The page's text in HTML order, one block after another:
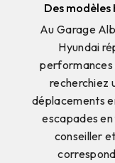
Des
Au Garage
Hyundai
performances
recherchiez
déplacements
escapades
conseiller